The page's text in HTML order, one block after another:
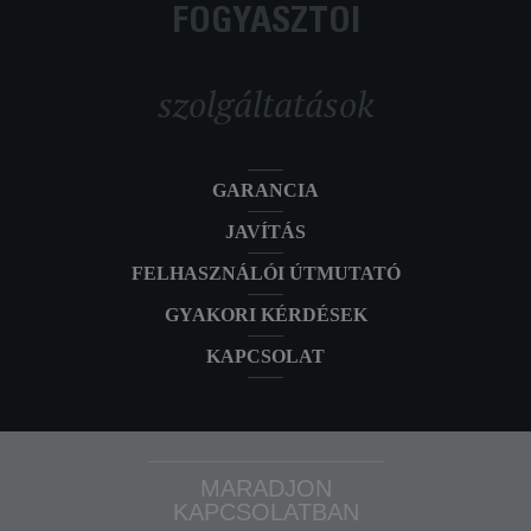
FOGYASZTÓI
szolgáltatások
GARANCIA
JAVÍTÁS
FELHASZNÁLÓI ÚTMUTATÓ
GYAKORI KÉRDÉSEK
KAPCSOLAT
MARADJON
KAPCSOLATBAN